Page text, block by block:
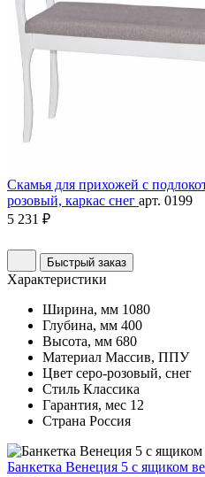
Скамья для прихожей с
розовый, каркас снег арт. 0199
5 231 ₽
Быстрый заказ
Характеристики
Ширина, мм 1080
Глубина, мм 400
Высота, мм 680
Материал Массив, ППУ
Цвет серо-розовый, снег
Стиль Классика
Гарантия, мес 12
Страна Россия
Банкетка Венеция 5 с ящиком